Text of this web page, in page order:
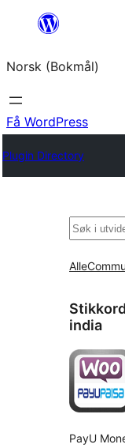
Hopp
innhold
Norsk (Bokmål)
Få WordPress
Plugin Directory
Søk
Alle
india
PayU